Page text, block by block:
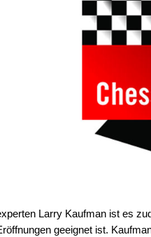
Larry Kaufman ist es
geeignet ist.